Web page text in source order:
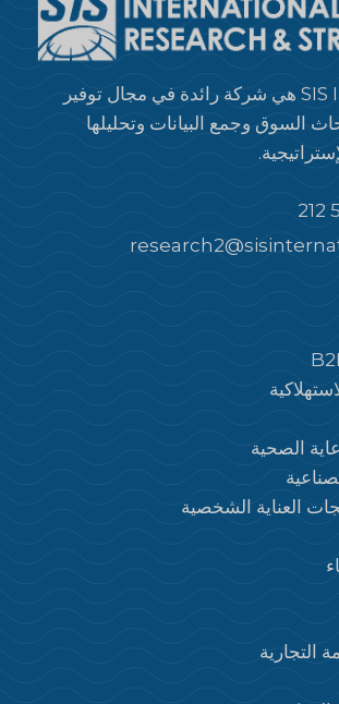
SIS International هي شركة رائدة في مجال توفير
السوق وجمع البيانات وتحليلها
الصحية
العناية الشخصية
التجارية